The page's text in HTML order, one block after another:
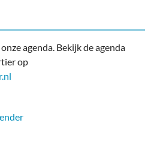
agenda. Bekijk de agenda
op